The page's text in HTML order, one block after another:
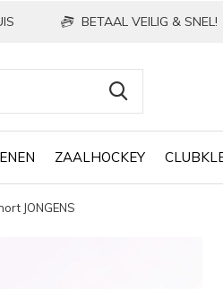
ZAALHOCKEY
BETAAL VEILIG & SNEL!
JONGENS